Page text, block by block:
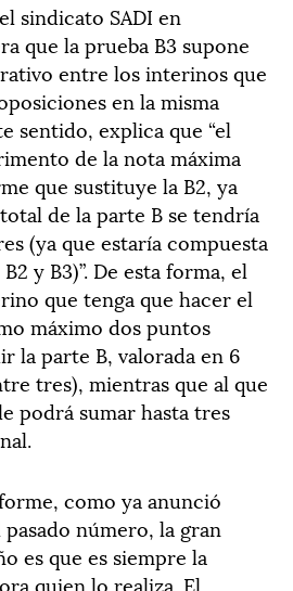
sindicato SADI en
que la prueba B3 supone
entre los interinos que
en la misma
sentido, explica que “el
de la nota máxima
que sustituye la B2, ya
de la parte B se tendría
(ya que estaría compuesta
y B3)”. De esta forma, el
que tenga que hacer el
máximo dos puntos
la parte B, valorada en 6
tres), mientras que al que
podrá sumar hasta tres
como ya anunció
pasado número, la gran
es que es siempre la
quien lo realiza. El